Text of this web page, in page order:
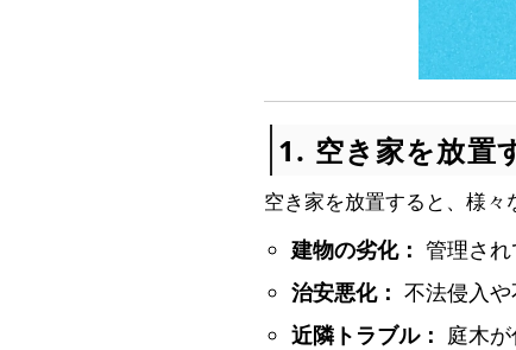
1. 空き家を放置
空き家を放置すると、様々
建物の劣化： 管理さ
治安悪化： 不法侵入
近隣トラブル： 庭木